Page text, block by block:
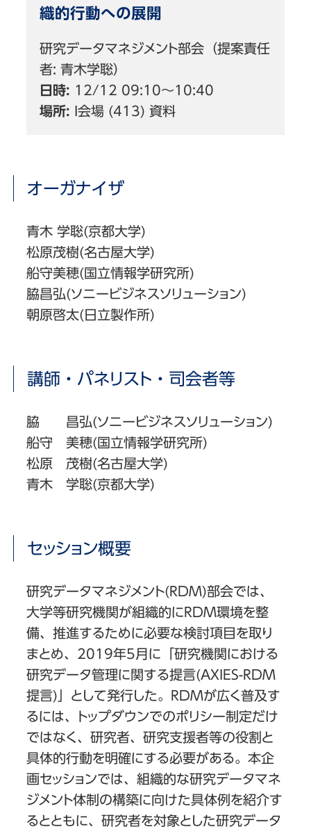
織的行動への展開
研究データマネジメント部会（提案責任
者: 青木学聡）
日時: 12/12 09:10〜10:40
場所: I会場 (413) 資料
オーガナイザ
青木 学聡(京都大学)
松原茂樹(名古屋大学)
船守美穂(国立情報学研究所)
脇昌弘(ソニービジネスソリューション)
朝原啓太(日立製作所)
講師・パネリスト・司会者等
脇 昌弘(ソニービジネスソリューション)
船守 美穂(国立情報学研究所)
松原 茂樹(名古屋大学)
青木 学聡(京都大学)
セッション概要
研究データマネジメント(RDM)部会では、
大学等研究機関が組織的にRDM環境を整
備、推進するために必要な検討項目を取り
まとめ、2019年5月に「研究機関における
研究データ管理に関する提言(AXIES-RDM
提言)」として発行した。RDMが広く普及す
るには、トップダウンでのポリシー制定だけ
ではなく、研究者、研究支援者等の役割と
具体的行動を明確にする必要がある。本企
画セッションでは、組織的な研究データマネ
ジメント体制の構築に向けた具体例を紹介す
るとともに、研究者を対象とした研究データ